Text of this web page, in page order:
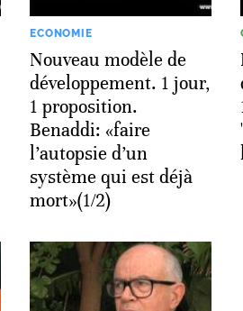
ECONOMIE
Nouveau modèle de
développement. 1 jour,
1 proposition.
Benaddi: «faire
l’autopsie d’un
système qui est déjà
mort»(1/2)